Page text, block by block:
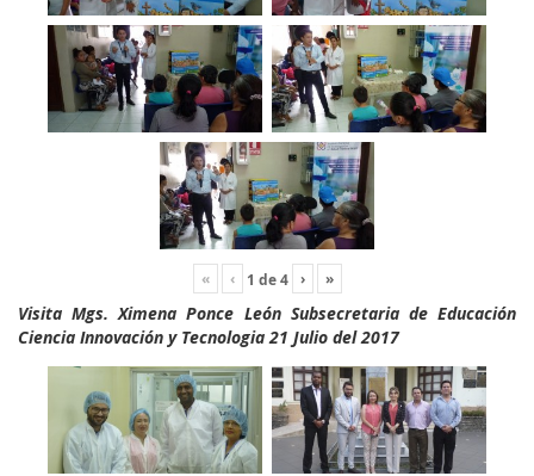
« ‹ 1 de4 › »
Visita Mgs. Ximena Ponce León Subsecretaria de Educación
Ciencia Innovación y Tecnologia 21 Julio del 2017